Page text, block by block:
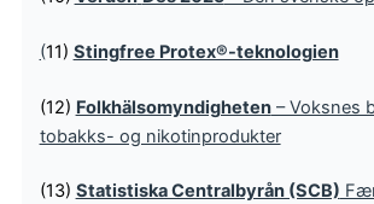
(11) Stingfree Protex®-teknologien
(12) Folkhälsomyndigheten– Voksnes
tobakks- og nikotinprodukter
(13) Statistiska Centralbyrån (SCB)